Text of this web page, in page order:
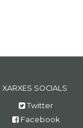
XARXES SOCIALS
Twitter
Facebook